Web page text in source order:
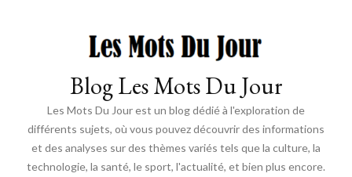
Blog Les Mots Du Jour
Les Mots Du Jour est un blog dédié à l'exploration de
différents sujets, où vous pouvez découvrir des informations
et des analyses sur des thèmes variés tels que la culture, la
technologie, la santé, le sport, l'actualité, et bien plus encore.